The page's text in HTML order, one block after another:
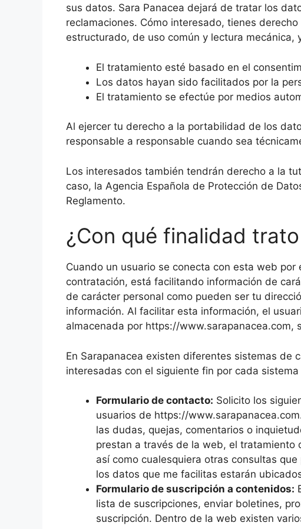
sus datos. Sara Panacea dejará de tratar los
reclamaciones. Cómo interesado, tienes
estructurado, de uso común y lectura
El tratamiento esté basado en el
Los datos hayan sido facilitados por la
El tratamiento se efectúe por medios
Al ejercer tu derecho a la portabilidad de los
responsable a responsable cuando sea
Los interesados también tendrán derecho a la
caso, la Agencia Española de Protección de
Reglamento.
¿Con qué finalidad
Cuando un usuario se conecta con esta web
contratación, está facilitando información de
de carácter personal como pueden ser tu
información. Al facilitar esta información, el
almacenada por https://www.sarapanacea.com,
En Sarapanacea existen diferentes sistemas de
interesadas con el siguiente fin por cada
Formulario de contacto: Solicito los
usuarios de https://
las dudas, quejas, comentarios o
prestan a través de la web, el tratamiento
así como cualesquiera otras consultas
los datos que me facilitas estarán
Formulario de suscripción a contenidos:
lista de suscripciones, enviar boletines,
suscripción. Dentro de la web existen